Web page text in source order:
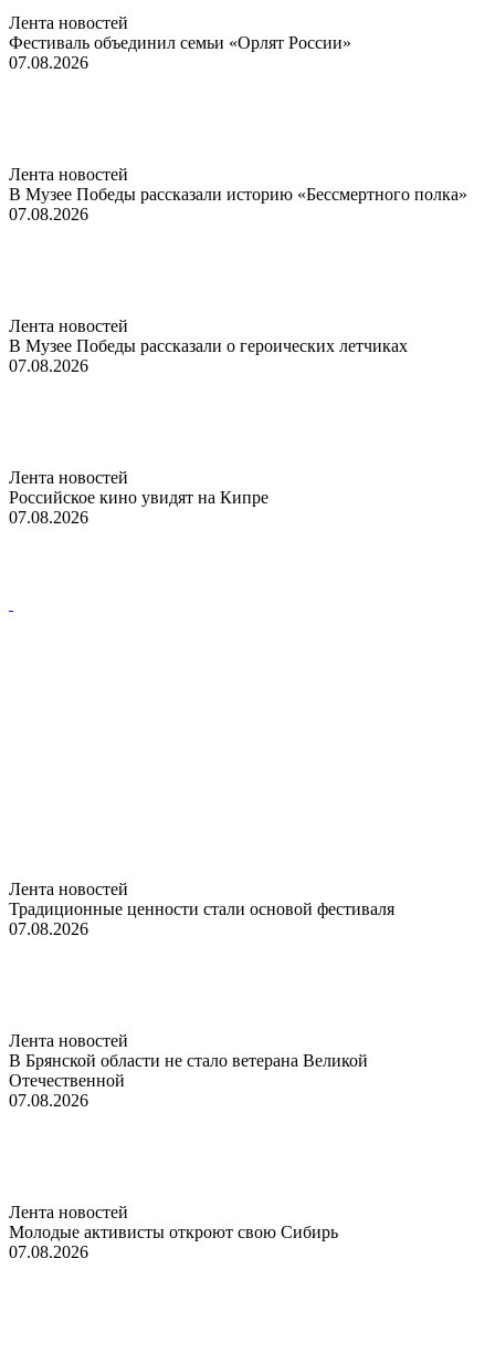
Лента новостей
Фестиваль объединил семьи «Орлят России»
07.08.2026
Лента новостей
В Музее Победы рассказали историю «Бессмертного полка»
07.08.2026
Лента новостей
В Музее Победы рассказали о героических летчиках
07.08.2026
Лента новостей
Российское кино увидят на Кипре
07.08.2026
Лента новостей
Традиционные ценности стали основой фестиваля
07.08.2026
Лента новостей
В Брянской области не стало ветерана Великой
Отечественной
07.08.2026
Лента новостей
Молодые активисты откроют свою Сибирь
07.08.2026